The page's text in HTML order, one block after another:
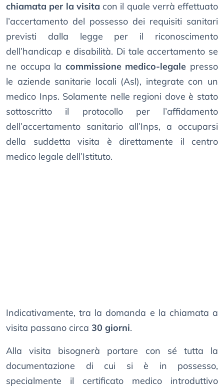
chiamata per la visita con il quale verrà effettuato
l’accertamento del possesso dei requisiti sanitari
previsti dalla legge per il riconoscimento
dell’handicap e disabilità. Di tale accertamento se
ne occupa la commissione medico-legale presso
le aziende sanitarie locali (Asl), integrate con un
medico Inps. Solamente nelle regioni dove è stato
sottoscritto il protocollo per l’affidamento
dell’accertamento sanitario all’Inps, a occuparsi
della suddetta visita è direttamente il centro
medico legale dell’Istituto.
Indicativamente, tra la domanda e la chiamata a
visita passano circa 30 giorni.
Alla visita bisognerà portare con sé tutta la
documentazione di cui si è in possesso,
specialmente il certificato medico introduttivo